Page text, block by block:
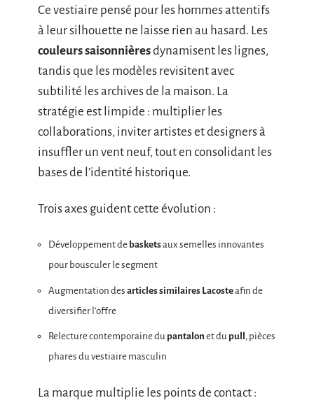
Ce vestiaire pensé pour les hommes attentifs
à leur silhouette ne laisse rien au hasard. Les
couleurs saisonnièresdynamisent les lignes,
tandis que les modèles revisitent avec
subtilité les archives de la maison. La
stratégie est limpide : multiplier les
collaborations, inviter artistes et designers à
insuffler un vent neuf, tout en consolidant les
bases de l’identité historique.
Trois axes guident cette évolution :
Développement de basketsaux semelles innovantes
pour bousculer le segment
Augmentation des articles similaires Lacosteafin de
diversifier l’offre
Relecture contemporaine du pantalon et du pull , pièces
phares du vestiaire masculin
La marque multiplie les points de contact :